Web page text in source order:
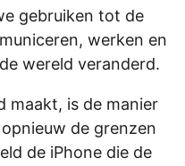
gebruiken tot de
werken en
wereld veranderd.
maakt, is de manier
de grenzen
de iPhone die de